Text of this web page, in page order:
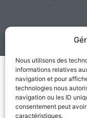
Nous utilisons des
informations relatives
navigation et pour
technologies nous
navigation ou les ID
consentement peut
caractéristiques.